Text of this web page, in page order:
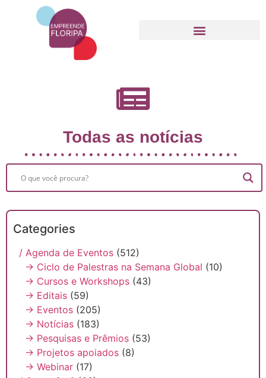
Todas as notícias
Categories
/ Agenda de Eventos (512)
→ Ciclo de Palestras na Semana Global (10)
→ Cursos e Workshops (43)
→ Editais (59)
→ Eventos (205)
→ Notícias (183)
→ Pesquisas e Prêmios (53)
→ Projetos apoiados (8)
→ Webinar (17)